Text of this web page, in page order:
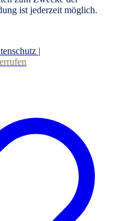
ist jederzeit möglich.
|